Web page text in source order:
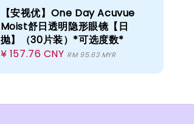
【安视优】One Day Acuvue
Moist舒日透明隐形眼镜【日
抛】（30片装）*可选度数*
Regular
¥ 157.76 CNY RM 95.63 MYR